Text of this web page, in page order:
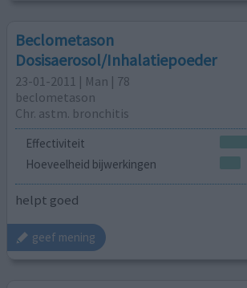
Beclometason
Dosisaerosol/Inhalatiepoeder
23-01-2011 | Man | 78
beclometason
Chr. astm. bronchitis
Effectiviteit
Hoeveelheid bijwerkingen
helpt goed
geef mening